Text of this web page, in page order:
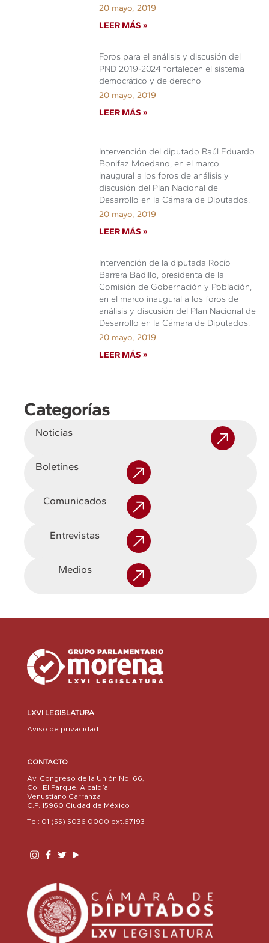
20 mayo, 2019
LEER MÁS »
Foros para el análisis y discusión del
PND 2019-2024 fortalecen el sistema
democrático y de derecho
20 mayo, 2019
LEER MÁS »
Intervención del diputado Raúl Eduardo
Bonifaz Moedano, en el marco
inaugural a los foros de análisis y
discusión del Plan Nacional de
Desarrollo en la Cámara de Diputados.
20 mayo, 2019
LEER MÁS »
Intervención de la diputada Rocío
Barrera Badillo, presidenta de la
Comisión de Gobernación y Población,
en el marco inaugural a los foros de
análisis y discusión del Plan Nacional de
Desarrollo en la Cámara de Diputados.
20 mayo, 2019
LEER MÁS »
Categorías
Noticias
Boletines
Comunicados
Entrevistas
Medios
LXVI LEGISLATURA
Aviso de privacidad
CONTACTO
Av. Congreso de la Unión No. 66,
Col. El Parque, Alcaldía
Venustiano Carranza
C.P. 15960 Ciudad de México
Tel: 01 (55) 5036 0000 ext.67193